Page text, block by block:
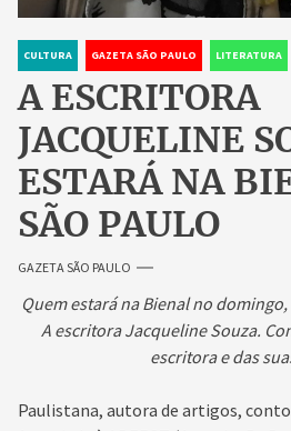
CULTURA GAZETA SÃO PAULO LITERATURA
A ESCRITORA
JACQUELINE
ESTARÁ NA
SÃO PAULO
GAZETA SÃO PAULO
Quem estará na Bienal no
A escritora Jacqueline Souza.
escritora e das
Paulistana, autora de artigos,